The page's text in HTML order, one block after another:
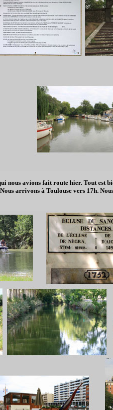
avions fait route hier. Tout est
arrivons à Toulouse vers 17h.